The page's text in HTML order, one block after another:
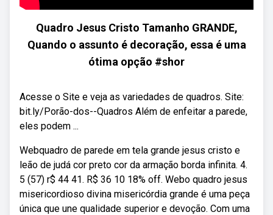
Quadro Jesus Cristo Tamanho GRANDE,
Quando o assunto é decoração, essa é uma
ótima opção #shor
Acesse o Site e veja as variedades de quadros. Site:
bit.ly/Porão-dos--Quadros Além de enfeitar a parede,
eles podem ...
Webquadro de parede em tela grande jesus cristo e
leão de judá cor preto cor da armação borda infinita. 4.
5 (57) r$ 44 41. R$ 36 10 18% off. Webo quadro jesus
misericordioso divina misericórdia grande é uma peça
única que une qualidade superior e devoção. Com uma